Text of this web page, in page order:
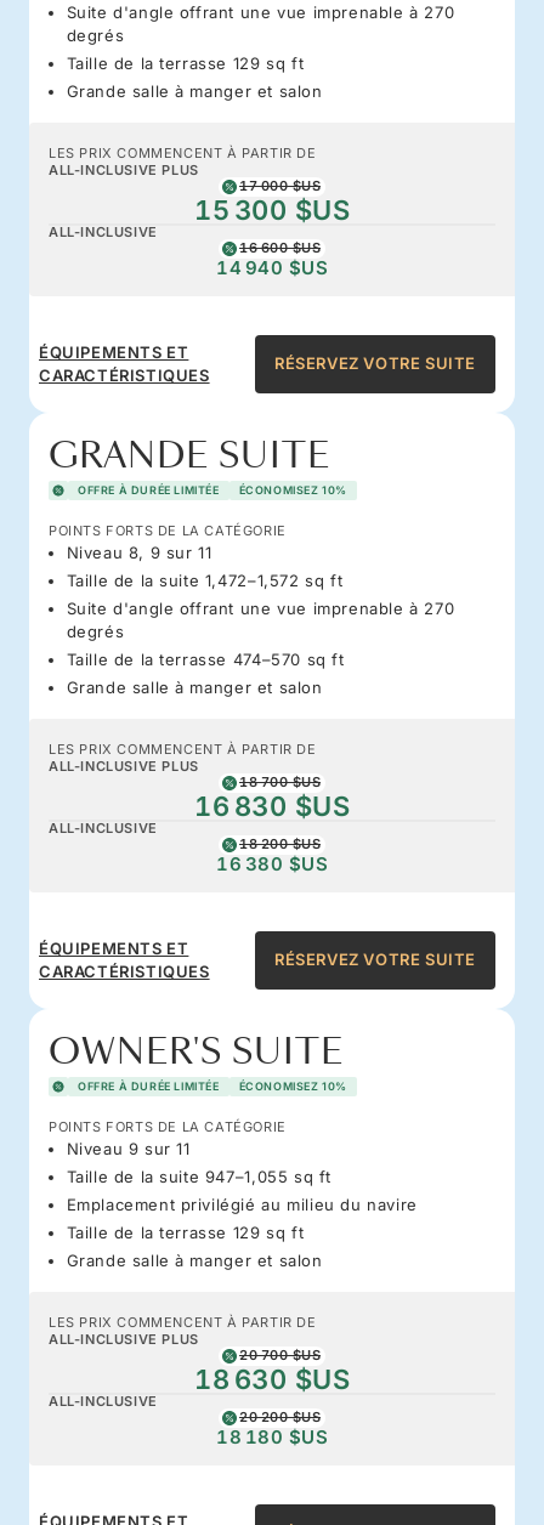
Suite d'angle offrant une vue imprenable à 270
degrés
Taille de la terrasse 129 sq ft
Grande salle à manger et salon
LES PRIX COMMENCENT À PARTIR DE
ALL-INCLUSIVE PLUS
17 000 $US
15 300 $US
ALL-INCLUSIVE
16 600 $US
14 940 $US
ÉQUIPEMENTS ET
CARACTÉRISTIQUES
RÉSERVEZ VOTRE SUITE
GRANDE SUITE
OFFRE À DURÉE LIMITÉE ÉCONOMISEZ 10%
POINTS FORTS DE LA CATÉGORIE
Niveau 8, 9 sur 11
Taille de la suite 1,472–1,572 sq ft
Suite d'angle offrant une vue imprenable à 270
degrés
Taille de la terrasse 474–570 sq ft
Grande salle à manger et salon
LES PRIX COMMENCENT À PARTIR DE
ALL-INCLUSIVE PLUS
18 700 $US
16 830 $US
ALL-INCLUSIVE
18 200 $US
16 380 $US
ÉQUIPEMENTS ET
CARACTÉRISTIQUES
RÉSERVEZ VOTRE SUITE
OWNER'S SUITE
OFFRE À DURÉE LIMITÉE ÉCONOMISEZ 10%
POINTS FORTS DE LA CATÉGORIE
Niveau 9 sur 11
Taille de la suite 947–1,055 sq ft
Emplacement privilégié au milieu du navire
Taille de la terrasse 129 sq ft
Grande salle à manger et salon
LES PRIX COMMENCENT À PARTIR DE
ALL-INCLUSIVE PLUS
20 700 $US
18 630 $US
ALL-INCLUSIVE
20 200 $US
18 180 $US
ÉQUIPEMENTS ET